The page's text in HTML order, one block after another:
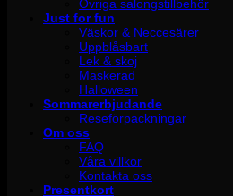
Övriga salongstillbehör
Just for fun
Väskor & Neccesärer
Uppblåsbart
Lek & skoj
Maskerad
Halloween
Sommarerbjudande
Reseförpackningar
Om oss
FAQ
Våra villkor
Kontakta oss
Presentkort